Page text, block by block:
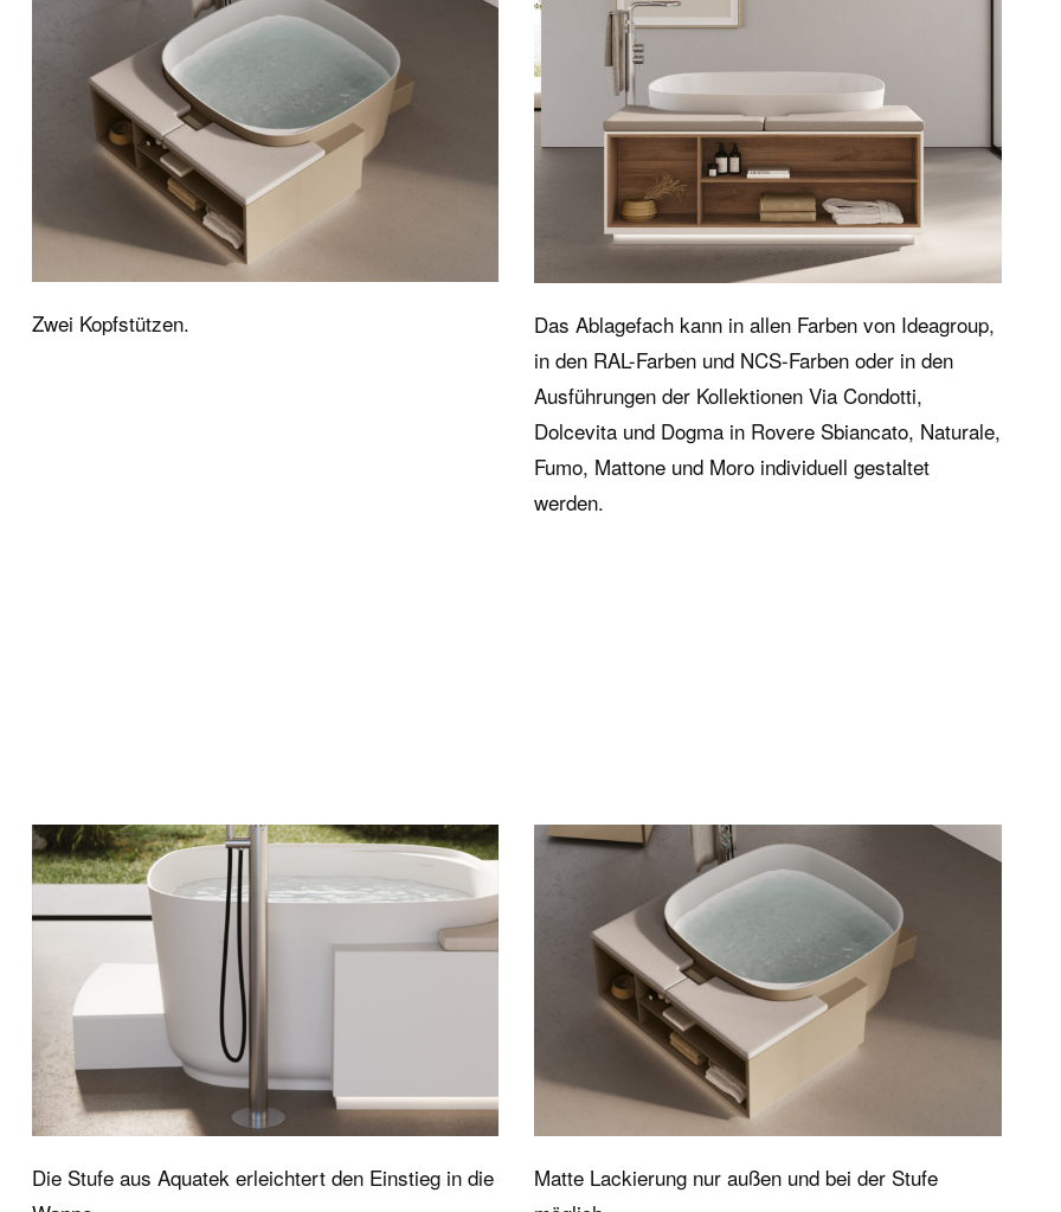
Collection
Wellnessprodukte
Kontakt und Informationen
Downloadbereich
Passwortgeschützter Bereich
Ideagroup
Das Wellness-Projekt
Firma
The Architectural Showers
Showroom
News und Events
Newsletter
Stellenbewerbung
Zwei Kopfstützen.
Das Ablagefach kann in allen Farben von Ideagroup,
in den RAL-Farben und NCS-Farben oder in den
Ausführungen der Kollektionen Via Condotti,
Dolcevita und Dogma in Rovere Sbiancato, Naturale,
Fumo, Mattone und Moro individuell gestaltet
werden.
Die Stufe aus Aquatek erleichtert den Einstieg in die
Matte Lackierung nur außen und bei der Stufe